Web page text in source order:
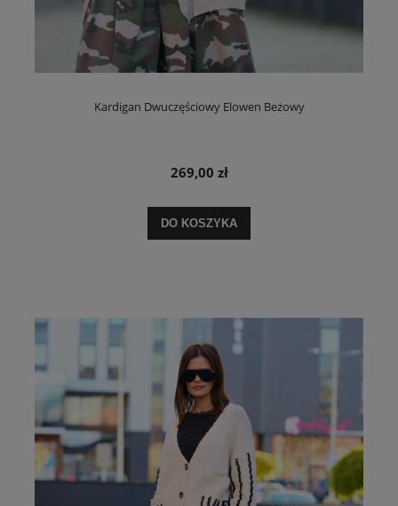
Kardigan Dwuczęściowy Elowen Beżowy
269,00 zł
DO KOSZYKA